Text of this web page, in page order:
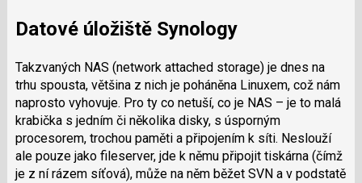
Datové úložiště Synology
Takzvaných NAS (network attached storage) je dnes na
trhu spousta, většina z nich je poháněna Linuxem, což nám
naprosto vyhovuje. Pro ty co netuší, co je NAS – je to malá
krabička s jedním či několika disky, s úsporným
procesorem, trochou paměti a připojením k síti. Neslouží
ale pouze jako fileserver, jde k němu připojit tiskárna (čímž
je z ní rázem síťová), může na něm běžet SVN a v podstatě